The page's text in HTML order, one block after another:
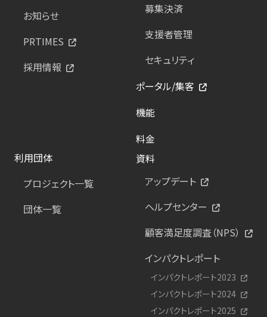
お知らせ
PRTIMES
採用情報
募集決済
支援者管理
セキュリティ
ポータル/集客
機能
料金
利用団体
プロジェクト一覧
団体一覧
資料
アップデート
ヘルプセンター
顧客満足度調査（NPS）
インパクトレポート
インパクトレポート2023
インパクトレポート2024
インパクトレポート2025